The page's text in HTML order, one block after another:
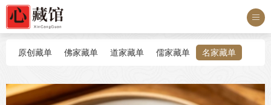

原创藏单 佛家藏单 道家藏单 儒家藏单 名家藏单